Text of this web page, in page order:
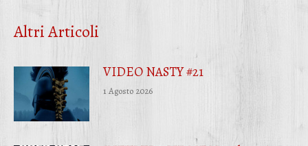
Altri Articoli
VIDEO NASTY #21
1 Agosto 2026